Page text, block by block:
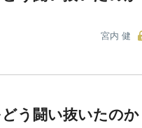
宮内 健
う闘い抜いたのか